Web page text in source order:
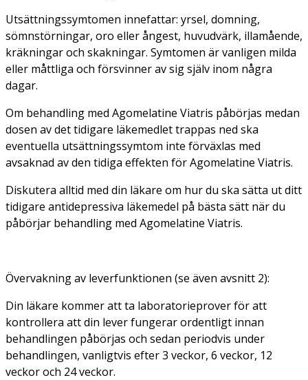
Utsättningssymtomen innefattar: yrsel, domning,
sömnstörningar, oro eller ångest, huvudvärk, illamående,
kräkningar och skakningar. Symtomen är vanligen milda
eller måttliga och försvinner av sig själv inom några
dagar.
Om behandling med Agomelatine Viatris påbörjas medan
dosen av det tidigare läkemedlet trappas ned ska
eventuella utsättningssymtom inte förväxlas med
avsaknad av den tidiga effekten för Agomelatine Viatris.
Diskutera alltid med din läkare om hur du ska sätta ut ditt
tidigare antidepressiva läkemedel på bästa sätt när du
påbörjar behandling med Agomelatine Viatris.
Övervakning av leverfunktionen (se även avsnitt 2):
Din läkare kommer att ta laboratorieprover för att
kontrollera att din lever fungerar ordentligt innan
behandlingen påbörjas och sedan periodvis under
behandlingen, vanligtvis efter 3 veckor, 6 veckor, 12
veckor och 24 veckor.